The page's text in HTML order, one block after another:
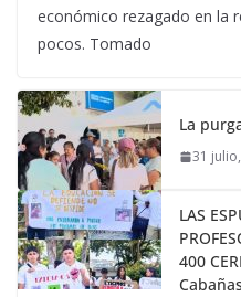
económico rezagado en la
pocos. Tomado
La
31
LAS
400